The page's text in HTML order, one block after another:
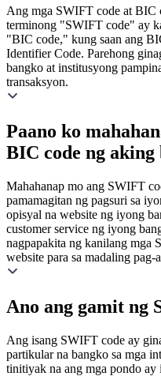
Ang mga SWIFT code at BIC
terminong "SWIFT code" ay
"BIC code," kung saan ang
Identifier Code. Parehong
bangko at institusyong
transaksyon.
Paano ko
BIC code ng aking
Mahahanap mo ang SWIFT
pamamagitan ng pagsuri sa
opisyal na website ng iyong
customer service ng iyong
nagpapakita ng kanilang mga
website para sa madaling pag-
Ano ang gamit ng
Ang isang SWIFT code ay
partikular na bangko sa mga
tinitiyak na ang mga pondo ay